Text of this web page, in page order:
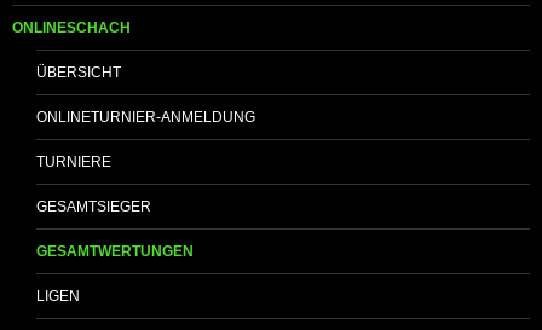
ONLINESCHACH
ÜBERSICHT
ONLINETURNIER-ANMELDUNG
TURNIERE
GESAMTSIEGER
GESAMTWERTUNGEN
LIGEN